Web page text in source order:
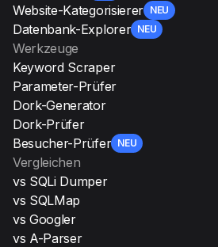
Website-Kategorisierer NEU
Datenbank-Explorer NEU
Werkzeuge
Keyword Scraper
Parameter-Prüfer
Dork-Generator
Dork-Prüfer
Besucher-Prüfer NEU
Vergleichen
vs SQLi Dumper
vs SQLMap
vs Googler
vs A-Parser